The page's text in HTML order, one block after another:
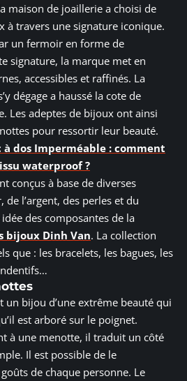
maison de joaillerie a choisi de
à travers une signature iconique.
un fermoir en forme de
signature, la marque met en
accessibles et raffinés. La
dégage a haussé la cote de
Les adeptes de bijoux ont ainsi
pour ressortir leur beauté.
à dos Imperméable : comment
waterproof ?
conçus à base de diverses
de l’argent, des perles et du
des composantes de la
bijoux Dinh Van. La collection
que : les bracelets, les bagues, les
un bijou d’une extrême beauté qui
est arboré sur le poignet.
à une menotte, il traduit un côté
Il est possible de le
de chaque personne. Le